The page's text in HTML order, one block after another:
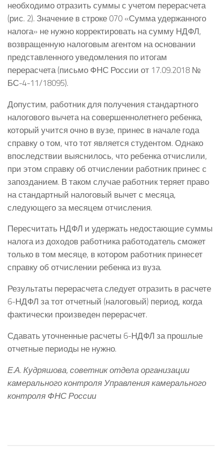
необходимо отразить суммы с учетом перерасчета
(рис. 2). Значение в строке 070 «Сумма удержанного
налога» не нужно корректировать на сумму НДФЛ,
возвращенную налоговым агентом на основании
представленного уведомления по итогам
перерасчета (письмо ФНС России от 17.09.2018 №
БС-4-11/18095).
Допустим, работник для получения стандартного
налогового вычета на совершеннолетнего ребенка,
который учится очно в вузе, принес в начале года
справку о том, что тот является студентом. Однако
впоследствии выяснилось, что ребенка отчислили,
при этом справку об отчислении работник принес с
запозданием. В таком случае работник теряет право
на стандартный налоговый вычет с месяца,
следующего за месяцем отчисления.
Пересчитать НДФЛ и удержать недостающие суммы
налога из доходов работника работодатель сможет
только в том месяце, в котором работник принесет
справку об отчислении ребенка из вуза.
Результаты перерасчета следует отразить в расчете
6-НДФЛ за тот отчетный (налоговый) период, когда
фактически произведен перерасчет.
Сдавать уточненные расчеты 6-НДФЛ за прошлые
отчетные периоды не нужно.
Е.А. Кудряшова, советник отдела организации
камерального контроля Управления камерального
контроля ФНС России